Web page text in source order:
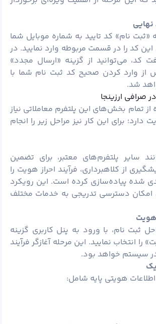
نهایی
نام» کد تایید به شماره موبایل شما
کد را در قسمت مربوطه وارد نمایید. در
کد، می‌توانید از گزینه «ارسال مجدد»
از وارد کردن صحیح کد ثبت نام شما با
شد.
صرافی ارزینجا
تمام بخش‌های این پلتفرم معاملاتی نیاز
دارد؛ برای این کار نیز مراحل زیر را انجام
سایر پلتفرم‌های معتبر، برای تضمین
از کلاهبرداری، فرآیند احراز هویت را
شده پیاده‌سازی کرده است. این رویکرد
دسترسی تدریجی به خدمات مختلف
هویت
ثبت ‌نام، با ورود به پنل کاربری گزینه
را انتخاب نمایید. این مرحله آغازگر فرآیند
سیستم خواهد بود.
هویتی پایه شامل: